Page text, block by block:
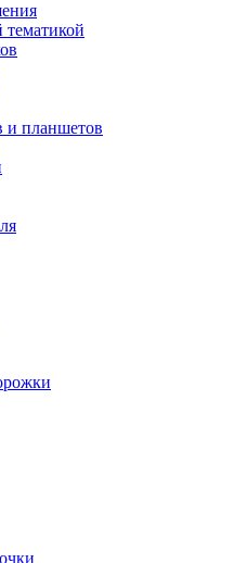
тематикой
и планшетов